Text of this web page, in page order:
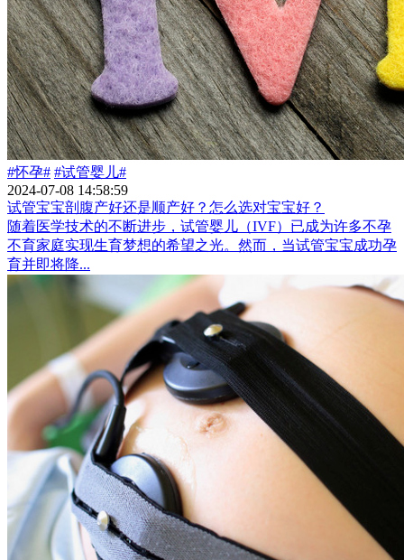
#怀孕# #试管婴儿#
2024-07-08 14:58:59
试管宝宝剖腹产好还是顺产好？怎么选对宝宝好？
随着医学技术的不断进步，试管婴儿（IVF）已成为许多不孕
不育家庭实现生育梦想的希望之光。然而，当试管宝宝成功孕
育并即将降...